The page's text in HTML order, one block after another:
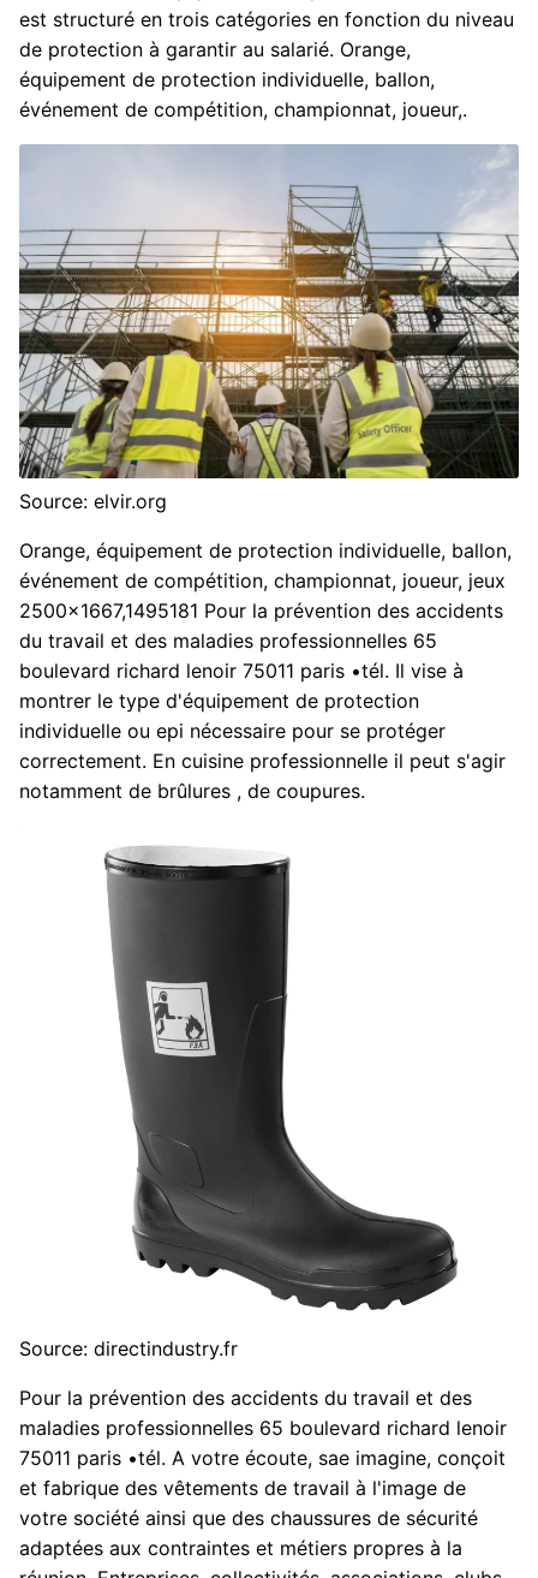
est structuré en trois catégories en fonction du niveau
de protection à garantir au salarié. Orange,
équipement de protection individuelle, ballon,
événement de compétition, championnat, joueur,.
Source: elvir.org
Orange, équipement de protection individuelle, ballon,
événement de compétition, championnat, joueur, jeux
2500x1667,1495181 Pour la prévention des accidents
du travail et des maladies professionnelles 65
boulevard richard lenoir 75011 paris •tél. Il vise à
montrer le type d'équipement de protection
individuelle ou epi nécessaire pour se protéger
correctement. En cuisine professionnelle il peut s'agir
notamment de brûlures , de coupures.
Source: directindustry.fr
Pour la prévention des accidents du travail et des
maladies professionnelles 65 boulevard richard lenoir
75011 paris •tél. A votre écoute, sae imagine, conçoit
et fabrique des vêtements de travail à l'image de
votre société ainsi que des chaussures de sécurité
adaptées aux contraintes et métiers propres à la